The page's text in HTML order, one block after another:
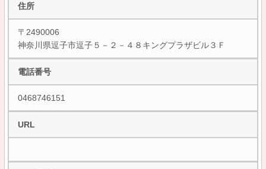
住所
〒2490006
神奈川県逗子市逗子５－２－４８キングプラザビル３Ｆ
電話番号
0468746151
URL